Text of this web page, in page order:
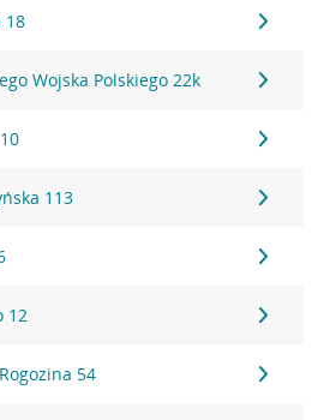
18
Wojska Polskiego 22k
113
12
54